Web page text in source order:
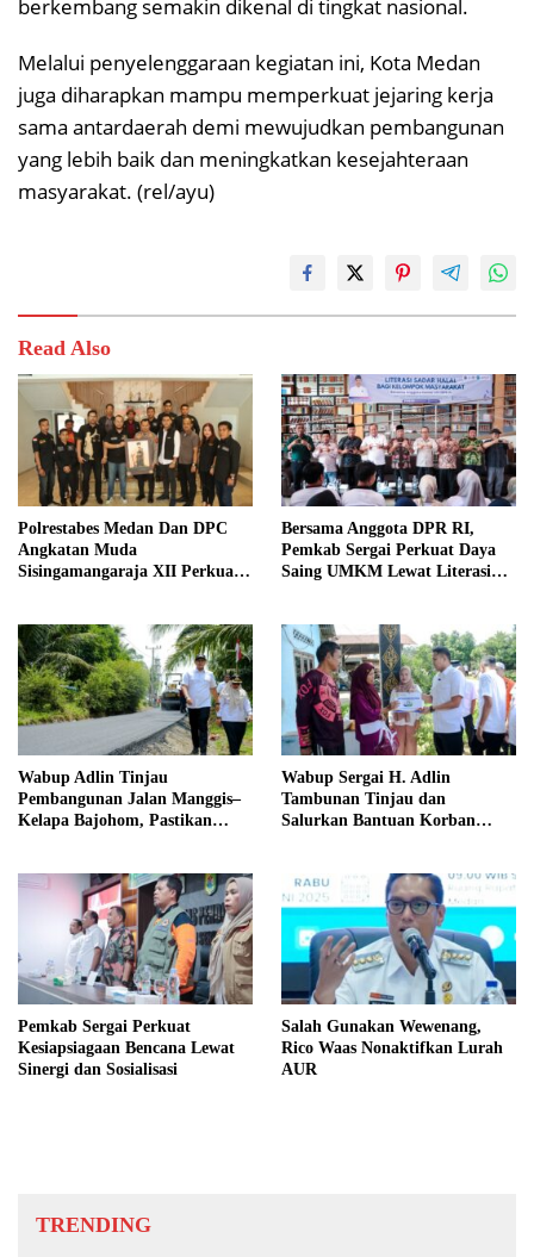
berkembang semakin dikenal di tingkat nasional.
Melalui penyelenggaraan kegiatan ini, Kota Medan
juga diharapkan mampu memperkuat jejaring kerja
sama antardaerah demi mewujudkan pembangunan
yang lebih baik dan meningkatkan kesejahteraan
masyarakat. (rel/ayu)
Read Also
Polrestabes Medan Dan DPC
Angkatan Muda
Sisingamangaraja XII Perkuat
Bersama Anggota DPR RI,
Pemkab Sergai Perkuat Daya
Saing UMKM Lewat Literasi
Wabup Adlin Tinjau
Pembangunan Jalan Manggis–
Kelapa Bajohom, Pastikan
Wabup Sergai H. Adlin
Tambunan Tinjau dan
Salurkan Bantuan Korban
Pemkab Sergai Perkuat
Kesiapsiagaan Bencana Lewat
Sinergi dan Sosialisasi
Salah Gunakan Wewenang,
Rico Waas Nonaktifkan Lurah
AUR
TRENDING